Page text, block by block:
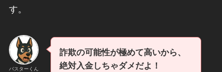
す。
バスターくん
詐欺の可能性が極めて高いから、
絶対入金しちゃダメだよ！